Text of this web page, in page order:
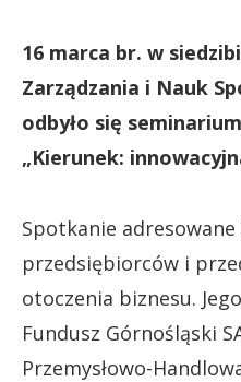
16 marca br. w
Zarządzania i Nauk
odbyło się
„Kierunek:
Spotkanie adresowane
przedsiębiorców i
otoczenia biznesu.
Fundusz Górnośląski
Przemysłowo-